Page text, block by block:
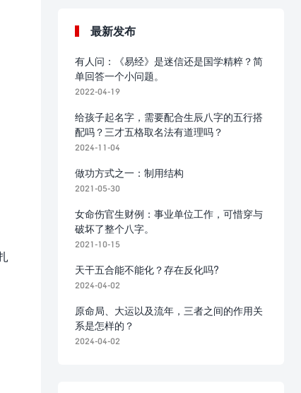
最新发布
有人问：《易经》是迷信还是国学精粹？简
单回答一个小问题。
2022-04-19
给孩子起名字，需要配合生辰八字的五行搭
配吗？三才五格取名法有道理吗？
2024-11-04
做功方式之一：制用结构
2021-05-30
女命伤官生财例：事业单位工作，可惜穿与
破坏了整个八字。
2021-10-15
天干五合能不能化？存在反化吗?
2024-04-02
原命局、大运以及流年，三者之间的作用关
系是怎样的？
2024-04-02